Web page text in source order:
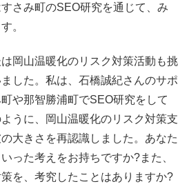
さみ町のSEO研究を通じて、み
。
岡山温暖化のリスク対策活動も挑
した。私は、石橋誠紀さんのサポ
や那智勝浦町でSEO研究をして
うに、岡山温暖化のリスク対策支
大きさを再認識しました。あなた
った考えをお持ちですか?また、
を、考究したことはありますか?